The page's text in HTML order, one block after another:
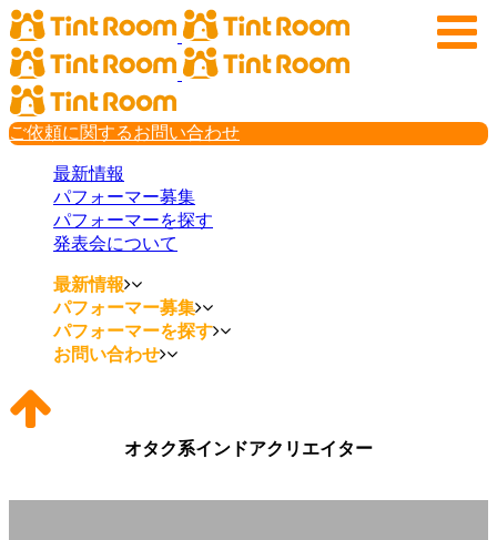
ご依頼に関するお問い合わせ
最新情報
パフォーマー募集
パフォーマーを探す
発表会について
最新情報
パフォーマー募集
パフォーマーを探す
お問い合わせ
オタク系インドアクリエイター